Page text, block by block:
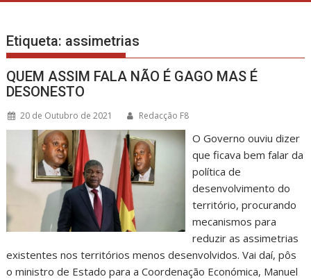
Etiqueta: assimetrias
QUEM ASSIM FALA NÃO É GAGO MAS É
DESONESTO
20 de Outubro de 2021 Redacção F8
O Governo ouviu dizer
que ficava bem falar da
política de
desenvolvimento do
território, procurando
mecanismos para
reduzir as assimetrias
existentes nos territórios menos desenvolvidos. Vai daí, pôs
o ministro de Estado para a Coordenação Económica, Manuel